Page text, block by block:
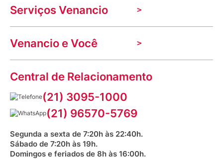
Trabalhe Conosco
Nossas lojas
Indique seu imóvel
Aniversário Venancio 2025
Serviços Venancio
Troca e devolução
Mecânica de promoções
Dúvidas frequentes
Prazos e entregas
Bioimpedância Gratuita
Venancio e Você
VClube - Programa de fidelidade
Fale com o farmacêutico
Fale conosco
Saúde na praça
Central de Relacionamento
(21) 3095-1000
(21) 96570-5769
Segunda a sexta de 7:20h às 22:40h.
Sábado de 7:20h às 19h.
Domingos e feriados de 8h às 16:00h.